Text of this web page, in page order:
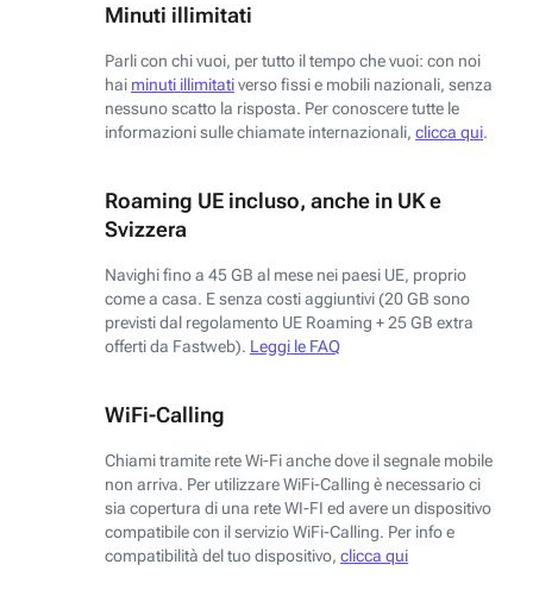
Minuti illimitati
Parli con chi vuoi, per tutto il tempo che vuoi: con noi
hai minuti illimitativerso fissi e mobili nazionali, senza
nessuno scatto la risposta. Per conoscere tutte le
informazioni sulle chiamate internazionali, clicca qui.
Roaming UE incluso, anche in UK e
Svizzera
Navighi fino a 45 GB al mese nei paesi UE, proprio
come a casa. E senza costi aggiuntivi (20 GB sono
previsti dal regolamento UE Roaming + 25 GB extra
offerti da Fastweb). Leggi le FAQ
WiFi-Calling
Chiami tramite rete Wi-Fi anche dove il segnale mobile
non arriva. Per utilizzare WiFi-Calling è necessario ci
sia copertura di una rete WI-FI ed avere un dispositivo
compatibile con il servizio WiFi-Calling. Per info e
compatibilità del tuo dispositivo, clicca qui